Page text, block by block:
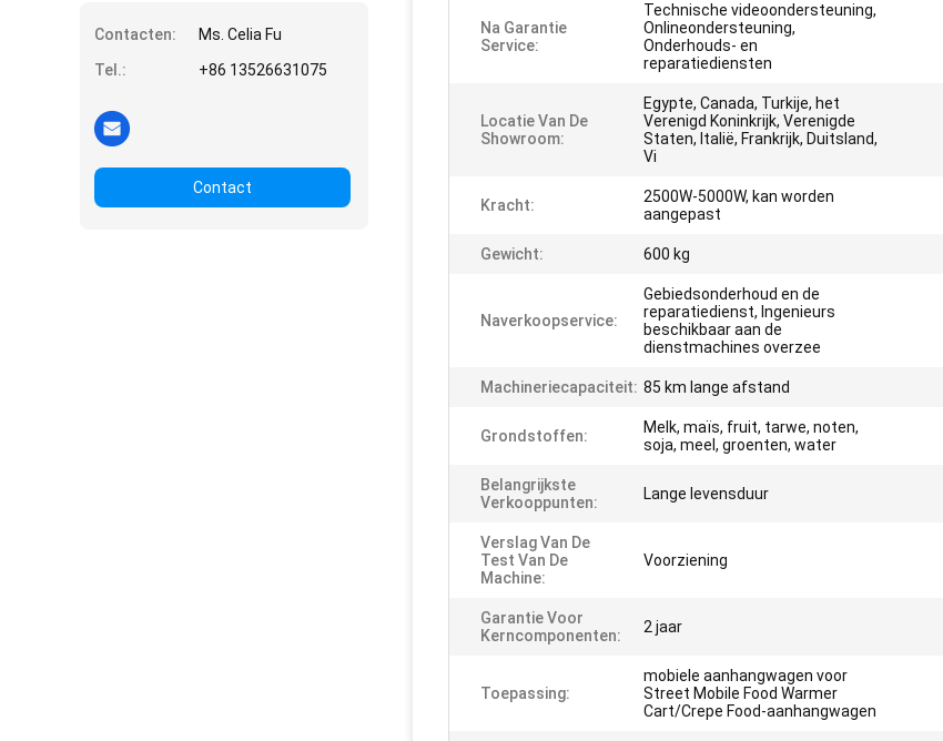
Contacten:
Ms. Celia Fu
Tel.:
+86 13526631075
Contact
Na Garantie
Service:
Technische videoondersteuning,
Onlineondersteuning,
Onderhouds- en
reparatiediensten
Locatie Van De
Showroom:
Egypte, Canada, Turkije, het
Verenigd Koninkrijk, Verenigde
Staten, Italië, Frankrijk, Duitsland,
Vi
Kracht:
2500W-5000W, kan worden
aangepast
Gewicht: 600 kg
Naverkoopservice:
Gebiedsonderhoud en de
reparatiedienst, Ingenieurs
beschikbaar aan de
dienstmachines overzee
Machineriecapaciteit: 85 km lange afstand
Grondstoffen:
Melk, maïs, fruit, tarwe, noten,
soja, meel, groenten, water
Belangrijkste
Verkooppunten:
Lange levensduur
Verslag Van De
Test Van De
Machine:
Voorziening
Garantie Voor
Kerncomponenten:
2 jaar
Toepassing:
mobiele aanhangwagen voor
Street Mobile Food Warmer
Cart/Crepe Food-aanhangwagen